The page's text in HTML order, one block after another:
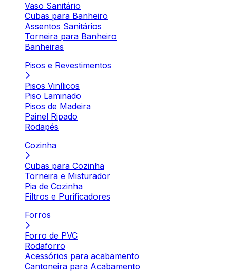
Vaso Sanitário
Cubas para Banheiro
Assentos Sanitários
Torneira para Banheiro
Banheiras
Pisos e Revestimentos
Pisos Vinílicos
Piso Laminado
Pisos de Madeira
Painel Ripado
Rodapés
Cozinha
Cubas para Cozinha
Torneira e Misturador
Pia de Cozinha
Filtros e Purificadores
Forros
Forro de PVC
Rodaforro
Acessórios para acabamento
Cantoneira para Acabamento